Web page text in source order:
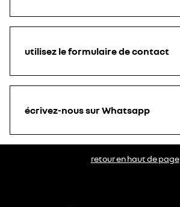
utilisez le formulaire de contact
écrivez-nous sur Whatsapp
retour en haut de page​